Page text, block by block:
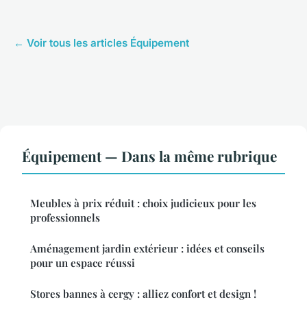
← Voir tous les articles Équipement
Équipement — Dans la même rubrique
Meubles à prix réduit : choix judicieux pour les
professionnels
Aménagement jardin extérieur : idées et conseils
pour un espace réussi
Stores bannes à cergy : alliez confort et design !